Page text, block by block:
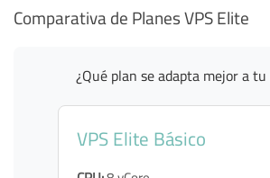
Comparativa de Planes VPS Elite
¿Qué plan se adapta mejor a
VPS Elite Básico